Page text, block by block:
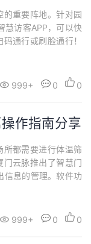
的重要阵地。针对园
慧访客APP，可以快
通行或刷脸通行！
园区管理模块。为
注册用户都能看到
999+ 0 0
作指南分享
所都需要进行体温筛
门云脉推出了智慧门
信息的管理。软件功
审核后可以实现扫
期间可以高效落实出
999+ 0 0